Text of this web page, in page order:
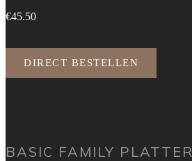
€45.50
DIRECT BESTELLEN
BASIC FAMILY PLATTER